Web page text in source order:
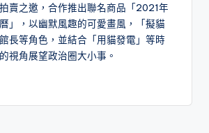
賣之邀，合作推出聯名商品「2021年
」，以幽默風趣的可愛畫風，「擬貓
長等角色，並結合「用貓發電」等時
視角展望政治圈大小事。